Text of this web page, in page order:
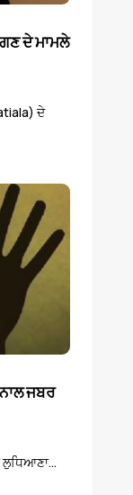
ਦੇ ਮਾਮਲੇ
ਦੇ
ਜਬਰ